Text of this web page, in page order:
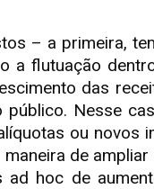
– a primeira,
a flutuação
das
Nesse
ou novos
de
hoc de